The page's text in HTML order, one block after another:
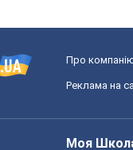
Про
Реклама на
Моя